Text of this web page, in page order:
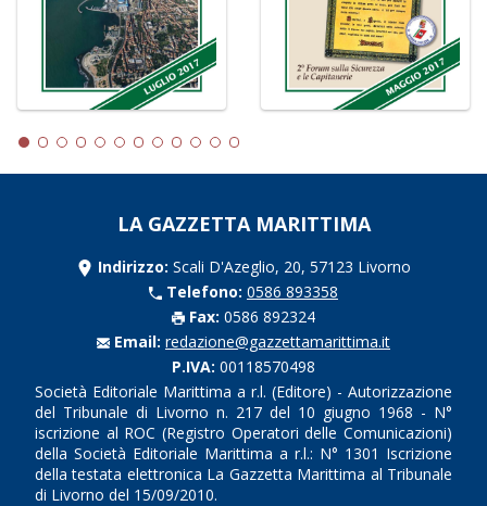
LA GAZZETTA MARITTIMA
Indirizzo: Scali D'Azeglio, 20, 57123 Livorno
Telefono: 0586 893358
Fax: 0586 892324
Email: redazione@gazzettamarittima.it
P.IVA: 00118570498
Società Editoriale Marittima a r.l. (Editore) - Autorizzazione
del Tribunale di Livorno n. 217 del 10 giugno 1968 - N°
iscrizione al ROC (Registro Operatori delle Comunicazioni)
della Società Editoriale Marittima a r.l.: N° 1301 Iscrizione
della testata elettronica La Gazzetta Marittima al Tribunale
di Livorno del 15/09/2010.